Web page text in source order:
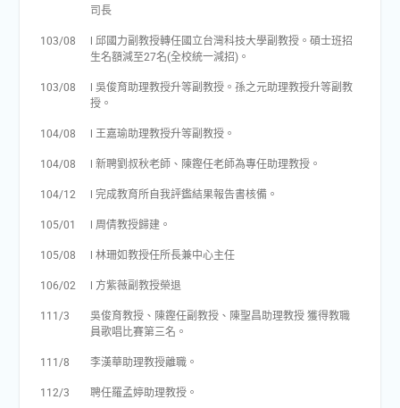
司長
103/08
l 邱國力副教授轉任國立台灣科技大學副教授。碩士班招
生名額減至27名(全校統一減招)。
103/08
l 吳俊育助理教授升等副教授。孫之元助理教授升等副教
授。
104/08 l 王嘉瑜助理教授升等副教授。
104/08 l 新聘劉叔秋老師、陳鏗任老師為專任助理教授。
104/12 l 完成教育所自我評鑑結果報告書核備。
105/01 l 周倩教授歸建。
105/08 l 林珊如教授任所長兼中心主任
106/02 l 方紫薇副教授榮退
111/3
吳俊育教授、陳鏗任副教授、陳聖昌助理教授 獲得教職
員歌唱比賽第三名。
111/8 李漢華助理教授離職。
112/3 聘任羅孟婷助理教授。